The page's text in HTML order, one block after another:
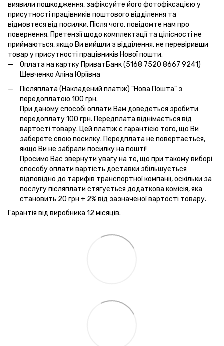
виявили пошкодження, зафіксуйте його фотофіксацією у
присутності працівників поштового відділення та
відмовтеся від посилки. Після чого, повідомте нам про
повернення. Претензії щодо комплектації та цілісності не
приймаються, якщо Ви вийшли з відділення, не перевіривши
товар у присутності працівників Нової пошти.
Оплата на картку ПриватБанк (5168 7520 8667 9241)
Шевченко Аліна Юріївна
Післяплата (Накладений платіж) "Нова Пошта" з
передоплатою 100 грн.
При даному способі оплати Вам доведеться зробити
передоплату 100 грн. Передплата віднімається від
вартості товару. Цей платіж є гарантією того, що Ви
заберете свою посилку. Передплата не повертається,
якщо Ви не забрали посилку на пошті!
Просимо Вас звернути увагу на те, що при такому виборі
способу оплати вартість доставки збільшується
відповідно до тарифів транспортної компанії, оскільки за
послугу післяплати стягується додаткова комісія, яка
становить 20 грн + 2% від зазначеної вартості товару.
Гарантія від виробника 12 місяців.